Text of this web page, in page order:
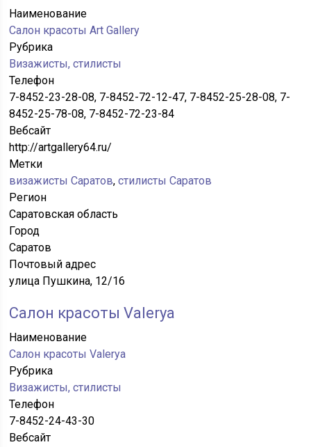
Наименование
Салон красоты Art Gallery
Рубрика
Визажисты, стилисты
Телефон
7-8452-23-28-08, 7-8452-72-12-47, 7-8452-25-28-08, 7-
8452-25-78-08, 7-8452-72-23-84
Вебсайт
http://artgallery64.ru/
Метки
визажисты Саратов,стилисты Саратов
Регион
Саратовская область
Город
Саратов
Почтовый адрес
улица Пушкина, 12/16
Салон красоты Valerya
Наименование
Салон красоты Valerya
Рубрика
Визажисты, стилисты
Телефон
7-8452-24-43-30
Вебсайт